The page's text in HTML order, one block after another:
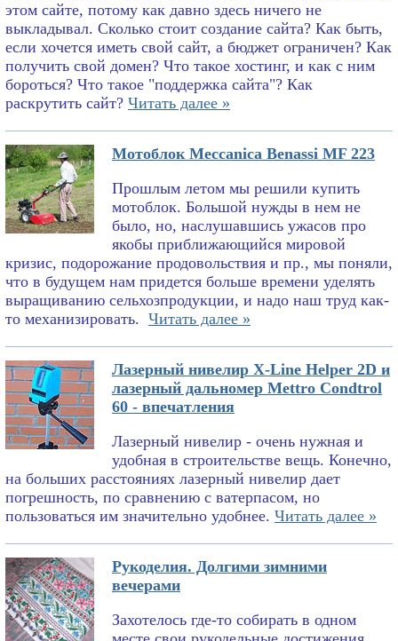
этом сайте, потому как давно здесь ничего не
выкладывал. Сколько стоит создание сайта? Как быть,
если хочется иметь свой сайт, а бюджет ограничен? Как
получить свой домен? Что такое хостинг, и как с ним
бороться? Что такое "поддержка сайта"? Как
раскрутить сайт? Читать далее »
Мотоблок Meccanica Benassi MF 223
Прошлым летом мы решили купить
мотоблок. Большой нужды в нем не
было, но, наслушавшись ужасов про
якобы приближающийся мировой
кризис, подорожание продовольствия и пр., мы поняли,
что в будущем нам придется больше времени уделять
выращиванию сельхозпродукции, и надо наш труд как-
то механизировать. Читать далее »
Лазерный нивелир X-Line Helper 2D и
лазерный дальномер Mettro Condtrol
60 - впечатления
Лазерный нивелир - очень нужная и
удобная в строительстве вещь. Конечно,
на больших расстояниях лазерный нивелир дает
погрешность, по сравнению с ватерпасом, но
пользоваться им значительно удобнее. Читать далее »
Рукоделия. Долгими зимними
вечерами
Захотелось где-то собирать в одном